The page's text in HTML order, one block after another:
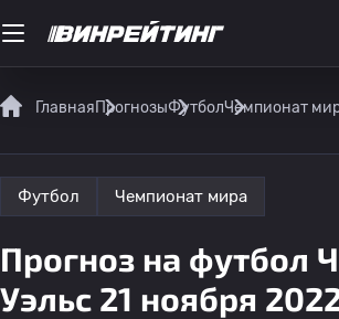
ГлавнаяПрогнозыФутболЧемпионат
Футбол Чемпионат мира
Прогноз на футбол
Уэльс 21 ноября